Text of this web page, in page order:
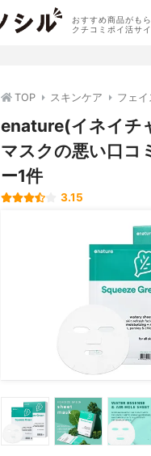
おすすめ商品がも
クチコミポイ活サイ
TOP スキンケア フェ
enature(イネイチ
マスクの悪い口コ
ー1件
3.15